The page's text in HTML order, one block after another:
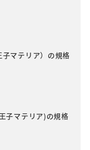
マテリア）の規格
子マテリア)の規格